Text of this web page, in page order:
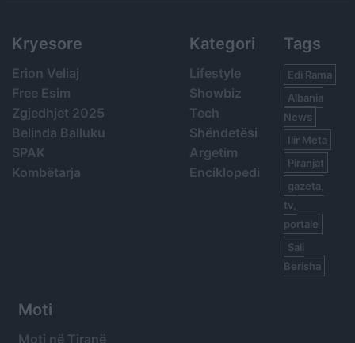
Kryesore
Erion Veliaj
Free Esim
Zgjedhjet 2025
Belinda Balluku
SPAK
Kombëtarja
Kategori
Lifestyle
Showbiz
Tech
Shëndetësi
Argetim
Enciklopedi
Tags
Edi Rama
Albania
News
Ilir Meta
Piranjat
gazeta,
tv,
portale
Sali
Berisha
Moti
Moti në Tiranë